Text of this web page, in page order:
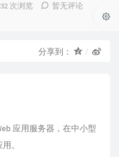
次浏览
暂无评论
分享到：
应用服务器，在中小型
。